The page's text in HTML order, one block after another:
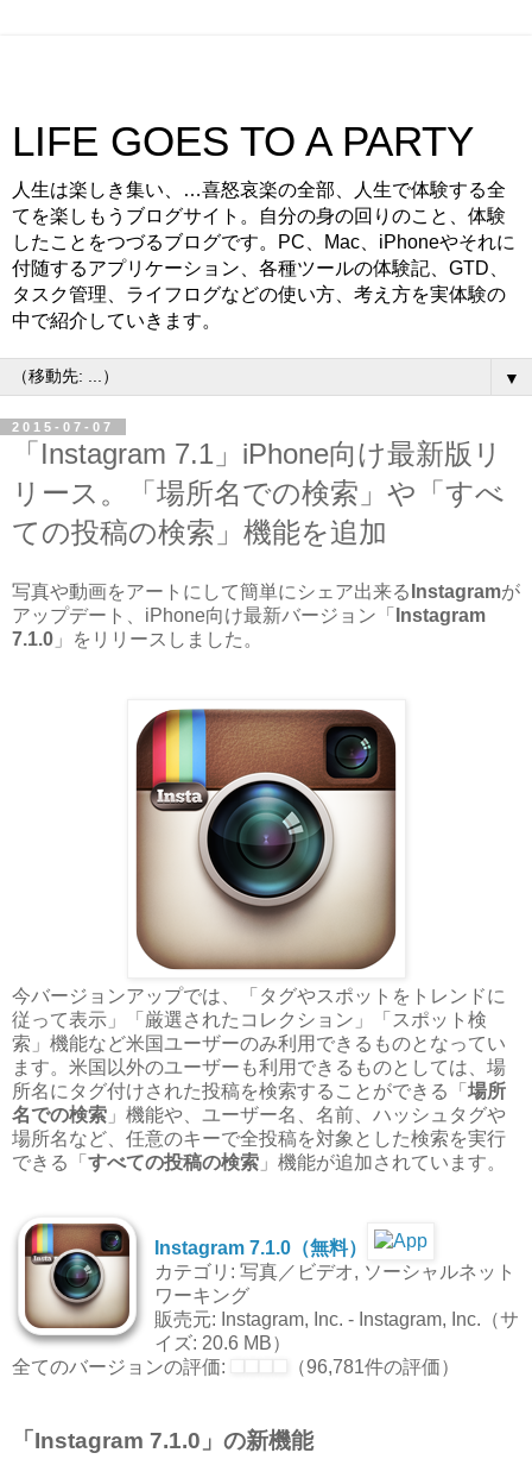
LIFE GOES TO A PARTY
人生は楽しき集い、…喜怒哀楽の全部、人生で体験する全
てを楽しもうブログサイト。自分の身の回りのこと、体験
したことをつづるブログです。PC、Mac、iPhoneやそれに
付随するアプリケーション、各種ツールの体験記、GTD、
タスク管理、ライフログなどの使い方、考え方を実体験の
中で紹介していきます。
▼
2015-07-07
「Instagram 7.1」iPhone向け最新版リ
リース。「場所名での検索」や「すべ
ての投稿の検索」機能を追加
写真や動画をアートにして簡単にシェア出来る Instagramが
アップデート、iPhone向け最新バージョン「
Instagram
7.1.0 」をリリースしました。
今バージョンアップでは、「タグやスポットをトレンドに
従って表示」「厳選されたコレクション」「スポット検
索」機能など米国ユーザーのみ利用できるものとなってい
ます。米国以外のユーザーも利用できるものとしては、場
所名にタグ付けされた投稿を検索することができる「 場所
名での検索 」機能や、ユーザー名、名前、ハッシュタグや
場所名など、任意のキーで全投稿を対象とした検索を実行
できる「 すべての投稿の検索 」機能が追加されています。
Instagram 7.1.0（無料）
カテゴリ: 写真／ビデオ, ソーシャルネット
ワーキング
販売元: Instagram, Inc. - Instagram, Inc.（サ
イズ: 20.6 MB）
全てのバージョンの評価:
（96,781件の評価）
「Instagram 7.1.0」の新機能